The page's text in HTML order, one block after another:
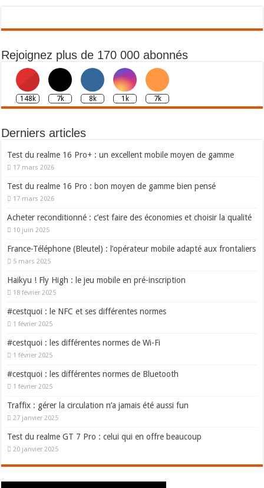
Rejoignez plus de 170 000 abonnés
148k 7k 8k 1k 7k
Derniers articles
Test du realme 16 Pro+ : un excellent mobile moyen de gamme
17 mars 2026
Test du realme 16 Pro : bon moyen de gamme bien pensé
17 mars 2026
Acheter reconditionné : c’est faire des économies et choisir la qualité
10 juin 2025
France-Téléphone (Bleutel) : l’opérateur mobile adapté aux frontaliers
5 mars 2025
Haikyu ! Fly High : le jeu mobile en pré-inscription
18 février 2025
#cestquoi : le NFC et ses différentes normes
1 février 2025
#cestquoi : les différentes normes de Wi-Fi
1 février 2025
#cestquoi : les différentes normes de Bluetooth
1 février 2025
Traffix : gérer la circulation n’a jamais été aussi fun
27 janvier 2025
Test du realme GT 7 Pro : celui qui en offre beaucoup
20 janvier 2025